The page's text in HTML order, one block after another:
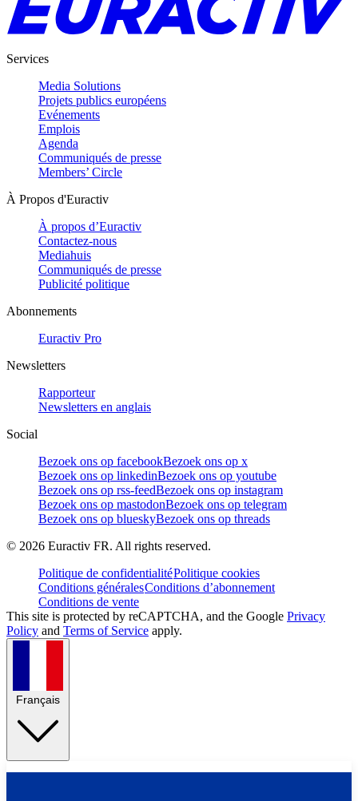
Services
Media Solutions
Projets publics européens
Evénements
Emplois
Agenda
Communiqués de presse
Members’ Circle
À Propos d'Euractiv
À propos d’Euractiv
Contactez-nous
Mediahuis
Communiqués de presse
Publicité politique
Abonnements
Euractiv Pro
Newsletters
Rapporteur
Newsletters en anglais
Social
Bezoek ons op facebookBezoek ons op x
Bezoek ons op linkedinBezoek ons op youtube
Bezoek ons op rss-feedBezoek ons op instagram
Bezoek ons op mastodonBezoek ons op telegram
Bezoek ons op blueskyBezoek ons op threads
© 2026 Euractiv FR. All rights reserved.
Politique de confidentialitéPolitique cookies
Conditions généralesConditions d’abonnement
Conditions de vente
This site is protected by reCAPTCHA, and the Google Privacy
Policy and Terms of Service apply.
Français